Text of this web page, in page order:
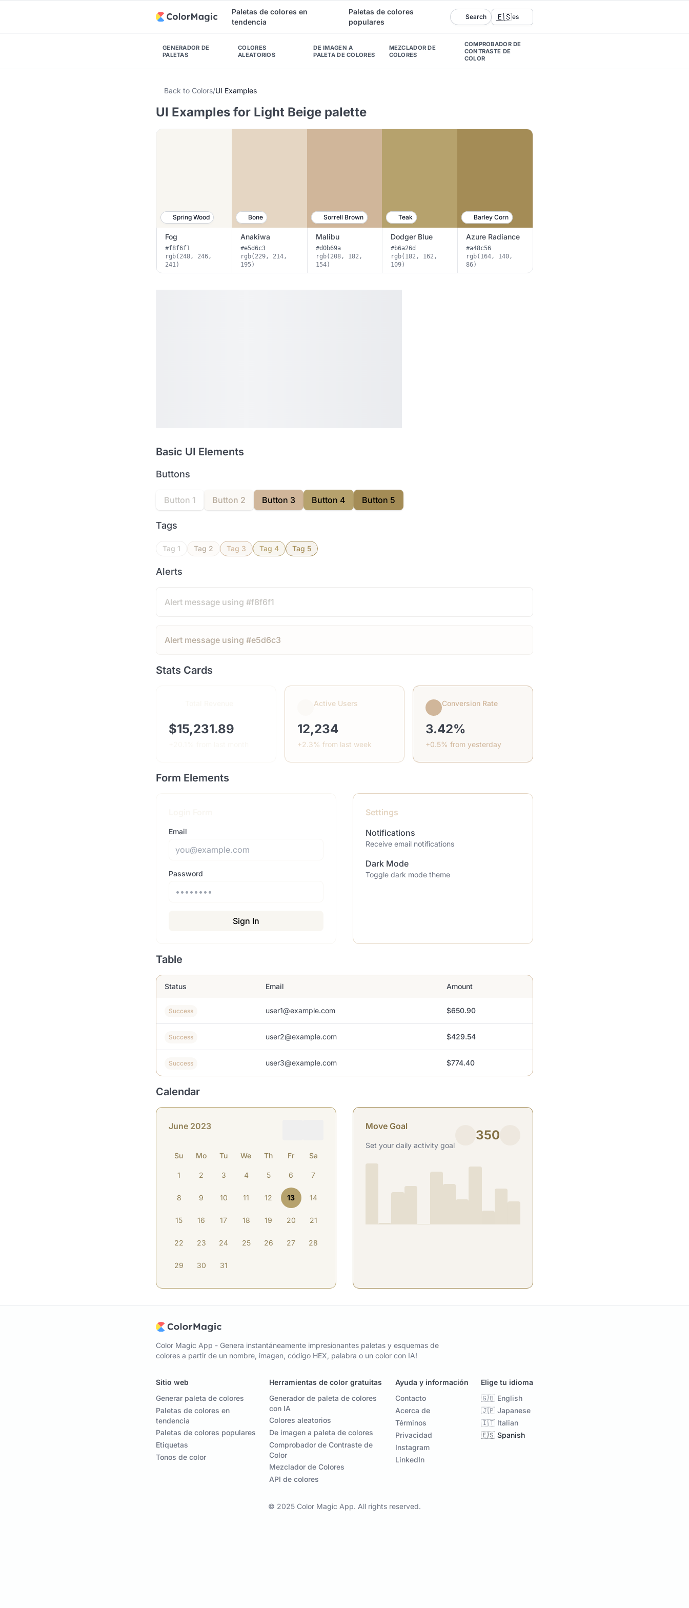
Paletas de colores en
tendencia
Paletas de colores
populares
Search 🇪🇸es
GENERADOR DE
PALETAS
COLORES
ALEATORIOS
DE IMAGEN A
PALETA DE COLORES
MEZCLADOR DE
COLORES
COMPROBADOR DE
CONTRASTE DE
COLOR
Back to Colors/UI Examples
UI Examples for Light Beige palette
Spring Wood Bone Sorrell Brown Teak Barley Corn
Fog
#f8f6f1
rgb(248, 246,
241)
Anakiwa
#e5d6c3
rgb(229, 214,
195)
Malibu
#d0b69a
rgb(208, 182,
154)
Dodger Blue
#b6a26d
rgb(182, 162,
109)
Azure Radiance
#a48c56
rgb(164, 140,
86)
Basic UI Elements
Buttons
Button 1 Button 2 Button 3 Button 4 Button 5
Tags
Tag 1 Tag 2 Tag 3 Tag 4 Tag 5
Alerts
Alert message using #f8f6f1
Alert message using #e5d6c3
Stats Cards
$15,231.89
Active Users
12,234
+2.3% from last week
Conversion Rate
3.42%
+0.5% from yesterday
Form Elements
Email
Password
Sign In
Settings
Notifications
Receive email notifications
Dark Mode
Toggle dark mode theme
Table
Status Email Amount
Success user1@example.com $650.90
Success user2@example.com $429.54
Success user3@example.com $774.40
Calendar
June 2023
Su Mo Tu We Th Fr Sa
1 2 3 4 5 6 7
8 9 10 11 12 13 14
15 16 17 18 19 20 21
22 23 24 25 26 27 28
29 30 31
Move Goal
Set your daily activity goal
350
Color Magic App - Genera instantáneamente impresionantes paletas y esquemas de
colores a partir de un nombre, imagen, código HEX, palabra o un color con IA!
Sitio web
Generar paleta de colores
Paletas de colores en
tendencia
Paletas de colores populares
Etiquetas
Tonos de color
Herramientas de color gratuitas
Generador de paleta de colores
con IA
Colores aleatorios
De imagen a paleta de colores
Comprobador de Contraste de
Color
Mezclador de Colores
API de colores
Ayuda y información
Contacto
Acerca de
Términos
Privacidad
Instagram
LinkedIn
Elige tu idioma
🇬🇧 English
🇯🇵 Japanese
🇮🇹 Italian
🇪🇸 Spanish
© 2025 Color Magic App. All rights reserved.